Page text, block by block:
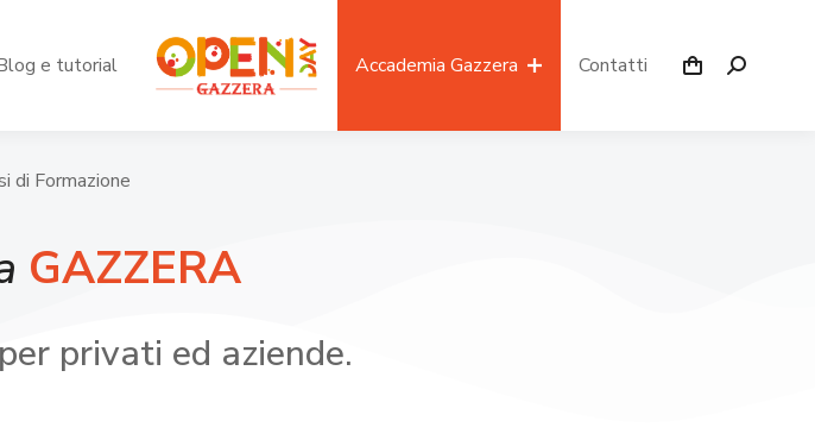
e tutorial Accademia Gazzera Contatti
di Formazione
GAZZERA
privati ed aziende.